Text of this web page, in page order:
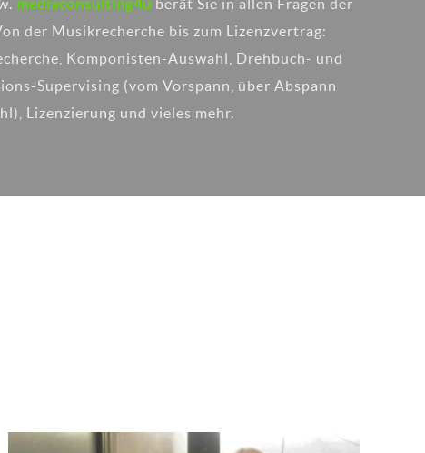
mediaconsulting4u berät Sie in allen Fragen der
der Musikrecherche bis zum Lizenzvertrag:
Komponisten-Auswahl, Drehbuch- und
Supervising (vom Vorspann, über Abspann
Lizenzierung und vieles mehr.